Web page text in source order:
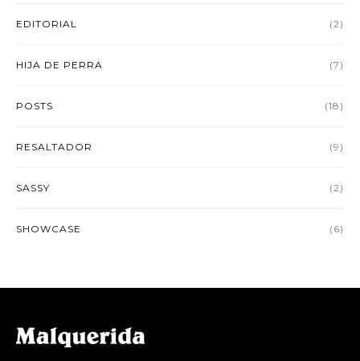
EDITORIAL (2)
HIJA DE PERRA (7)
POSTS (18)
RESALTADOR (9)
SASSY (2)
SHOWCASE (6)